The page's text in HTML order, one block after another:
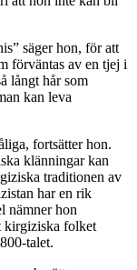
säger hon, för att
förväntas av en tjej i
långt hår som
kan leva
fortsätter hon.
klänningar kan
traditionen av
har en rik
nämner hon
kirgiziska folket
talet.